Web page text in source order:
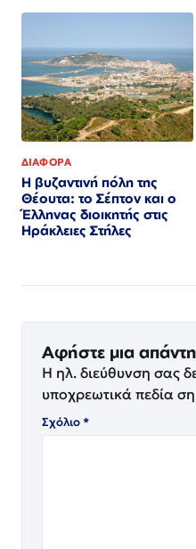
ΔΙΑΦΟΡΑ
Η βυζαντινή πόλη της
Θέουτα: το Σέπτον και ο
Έλληνας διοικητής στις
Ηράκλειες Στήλες
Αφήστε μια
Η ηλ. διεύθυνση σας
υποχρεωτικά πεδία
Σχόλιο*